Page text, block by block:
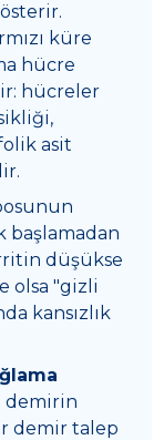
küre
hücre
hücreler
asit
başlamadan
düşükse
olsa "gizli
kansızlık
demirin
demir talep